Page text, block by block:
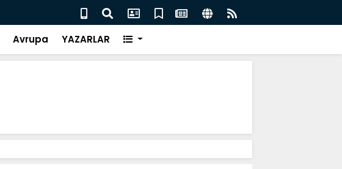
Salah transferi için İngiliz medyası ne diyor?
Avrupa YAZARLAR